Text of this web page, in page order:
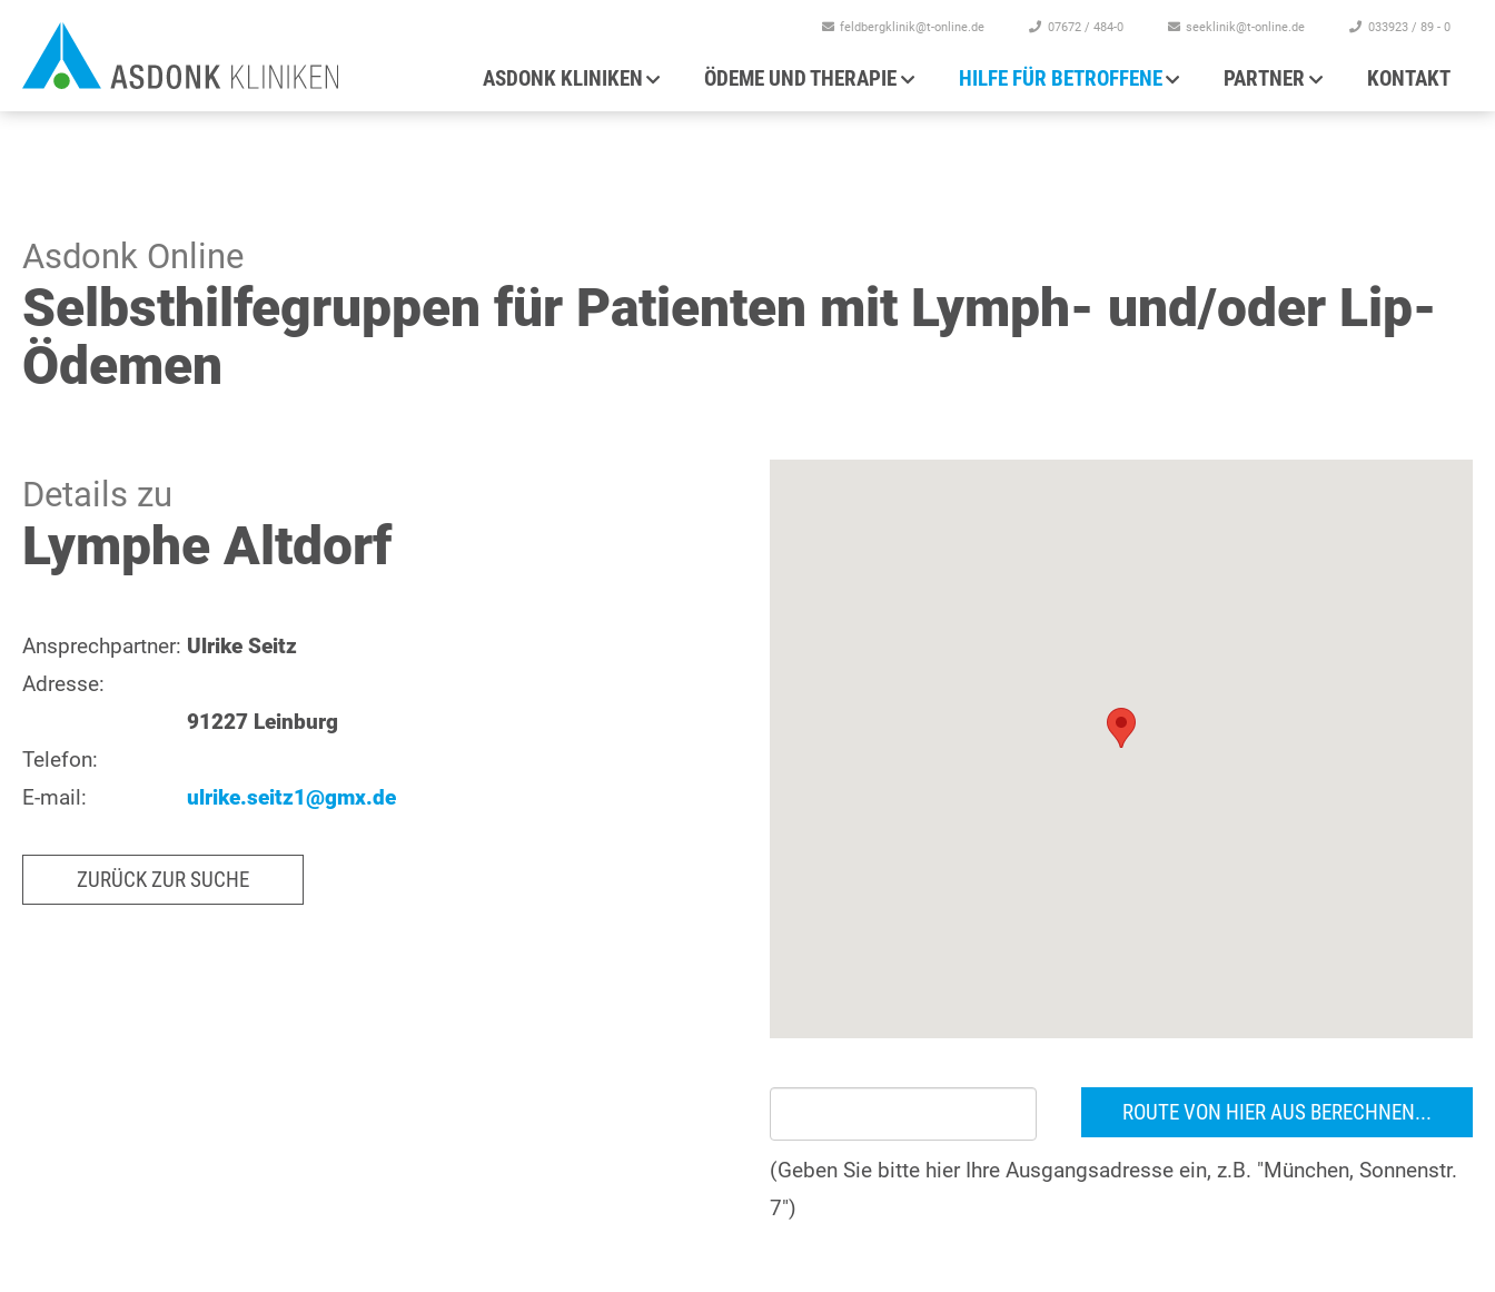
zum
Inhalt
Hauptnavigation
ASDONK KLINIKEN ÖDEME UND THERAPIE HILFE FÜR BETROFFENE PARTNER KONTAKT
feldbergklinik@t-online.de 07672 / 484-0 seeklinik@t-online.de 033923 / 89 - 0
Asdonk Online
Selbsthilfegruppen für Patienten mit Lymph- und/oder Lip-
Ödemen
Details zu
Lymphe Altdorf
Ansprechpartner: Ulrike Seitz
Adresse:
91227 Leinburg
Telefon:
E-mail:
ulrike.seitz1@gmx.de
ZURÜCK ZUR SUCHE
(Geben Sie bitte hier Ihre Ausgangsadresse ein, z.B. "München, Sonnenstr.
7")